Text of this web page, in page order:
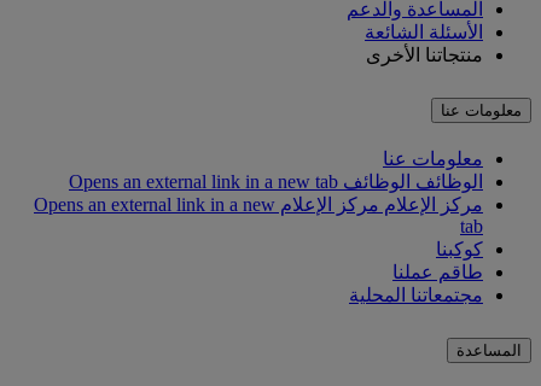
المساعدة والدعم
الأسئلة الشائعة
منتجاتنا الأخرى
معلومات عنا
معلومات عنا
الوظائف الوظائف Opens an external link in a new tab
مركز الإعلام
مركز الإعلام Opens an external link in a new
tab
كوكبنا
طاقم عملنا
مجتمعاتنا المحلية
المساعدة